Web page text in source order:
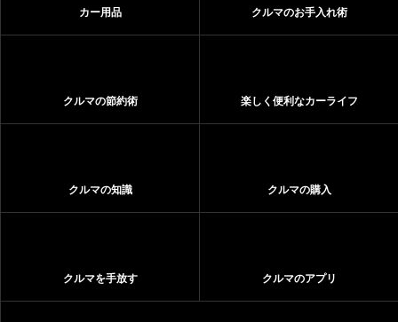
カー用品 クルマのお手入れ術
クルマの節約術 楽しく便利なカーライフ
クルマの知識 クルマの購入
クルマを手放す クルマのアプリ